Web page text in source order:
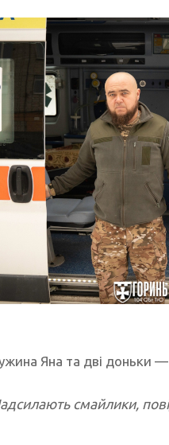
Яна та дві доньки
смайлики,